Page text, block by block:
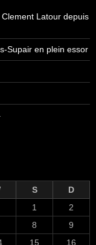
Latour depuis
Supair en plein essor
S
D
1
2
8
9
15
16